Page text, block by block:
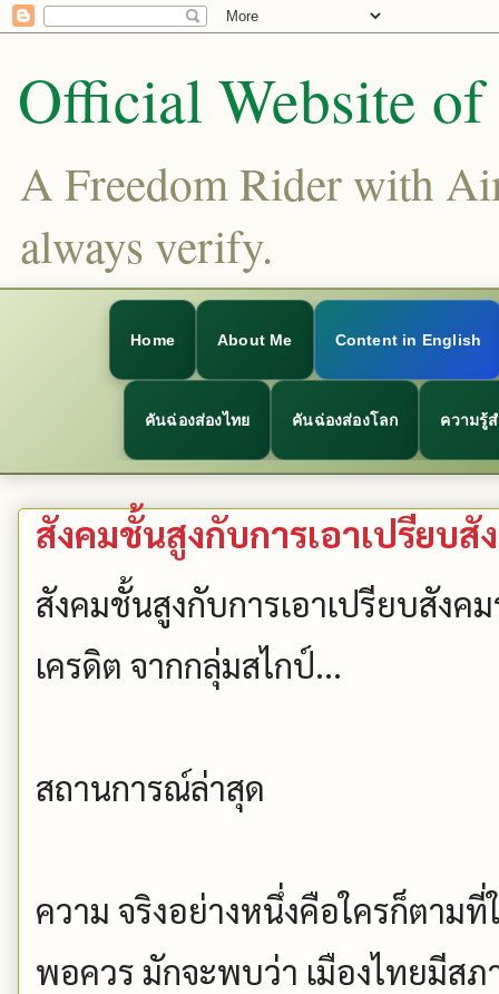
Official Website
A Freedom Rider with
always verify.
Home About Me Content in English
คันฉ่องส่องไทย คันฉ่องส่องโลก ความรู้
สังคมชั้นสูงกับการเอาเปรียบ
สังคมชั้นสูงกับการเอาเปรียบสังค
เครดิต จากกลุ่มสไกป์...
สถานการณ์ล่าสุด
ความ จริงอย่างหนึ่งคือใครก็ตาม
พอควร มักจะพบว่า เมืองไทยมีส